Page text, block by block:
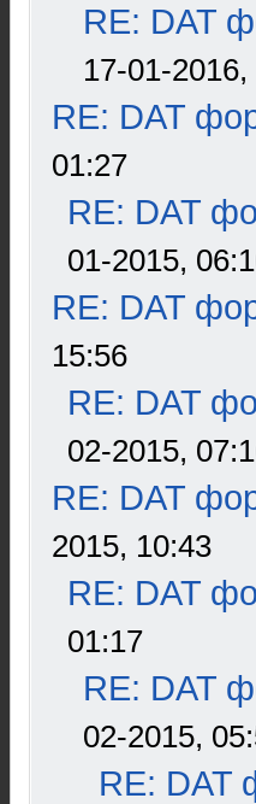
RE: DAT
17-01-
RE: DAT
01:27
RE: DAT
01-2015,
RE: DAT
15:56
RE: DAT
02-2015,
RE: DAT
2015, 10:43
RE: DAT
01:17
RE: DAT
02-2015,
RE: DAT